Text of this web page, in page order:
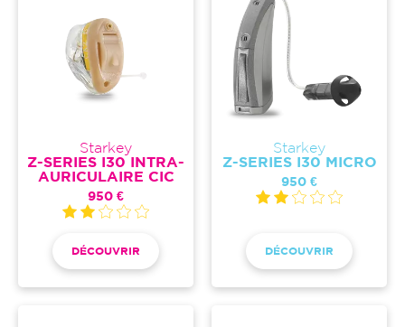
Starkey
Z-SERIES I30 INTRA-
AURICULAIRE CIC
950 €
DÉCOUVRIR
Starkey
Z-SERIES I30 MICRO
950 €
DÉCOUVRIR